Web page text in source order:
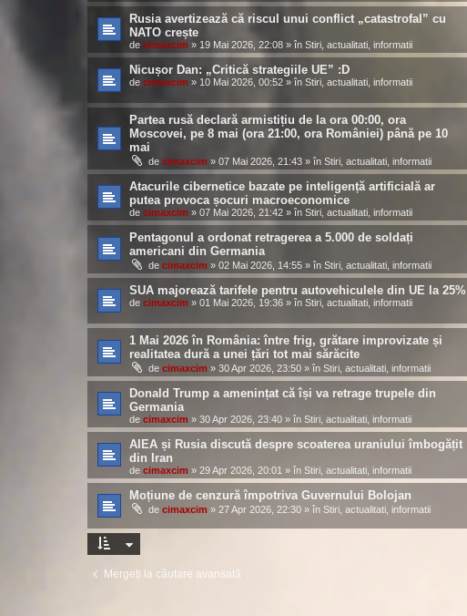
Rusia avertizează că riscul unui conflict „catastrofal” cu
NATO crește
de cimaxcim » 19 Mai 2026, 22:08 » în Stiri, actualitati, informatii
Nicușor Dan: „Critică strategiile UE” :D
de cimaxcim » 10 Mai 2026, 00:52 » în Stiri, actualitati, informatii
Partea rusă declară armistițiu de la ora 00:00, ora
Moscovei, pe 8 mai (ora 21:00, ora României) până pe 10
mai
de cimaxcim » 07 Mai 2026, 21:43 » în Stiri, actualitati, informatii
Atacurile cibernetice bazate pe inteligență artificială ar
putea provoca șocuri macroeconomice
de cimaxcim » 07 Mai 2026, 21:42 » în Stiri, actualitati, informatii
Pentagonul a ordonat retragerea a 5.000 de soldați
americani din Germania
de cimaxcim » 02 Mai 2026, 14:55 » în Stiri, actualitati, informatii
SUA majorează tarifele pentru autovehiculele din UE la 25%
de cimaxcim » 01 Mai 2026, 19:36 » în Stiri, actualitati, informatii
1 Mai 2026 în România: între frig, grătare improvizate și
realitatea dură a unei țări tot mai sărăcite
de cimaxcim » 30 Apr 2026, 23:50 » în Stiri, actualitati, informatii
Donald Trump a amenințat că își va retrage trupele din
Germania
de cimaxcim » 30 Apr 2026, 23:40 » în Stiri, actualitati, informatii
AIEA și Rusia discută despre scoaterea uraniului îmbogățit
din Iran
de cimaxcim » 29 Apr 2026, 20:01 » în Stiri, actualitati, informatii
Moțiune de cenzură împotriva Guvernului Bolojan
de cimaxcim » 27 Apr 2026, 22:30 » în Stiri, actualitati, informatii
Mergeți la căutare avansată